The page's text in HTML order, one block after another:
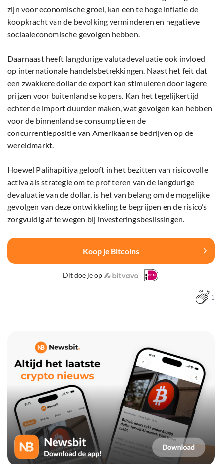
zijn voor economische groei, kan een te hoge inflatie de
koopkracht van de bevolking verminderen en negatieve
sociaaleconomische gevolgen hebben.
Daarnaast heeft langdurige valutadevaluatie ook invloed
op internationale handelsbetrekkingen. Naast het feit dat
een zwakkere dollar de export kan stimuleren door lagere
prijzen voor buitenlandse kopers. Kan het tegelijkertijd
echter de import duurder maken, wat gevolgen kan hebben
voor de binnenlandse consumptie en de
concurrentiepositie van Amerikaanse bedrijven op de
wereldmarkt.
Hoewel Palihapitiya gelooft in het bezitten van risicovolle
activa als strategie om te profiteren van de langdurige
devaluatie van de dollar, is het van belang om de mogelijke
gevolgen van deze ontwikkeling te begrijpen en de risico’s
zorgvuldig af te wegen bij investeringsbeslissingen.
Koop je Bitcoins
Dit doe je op
1